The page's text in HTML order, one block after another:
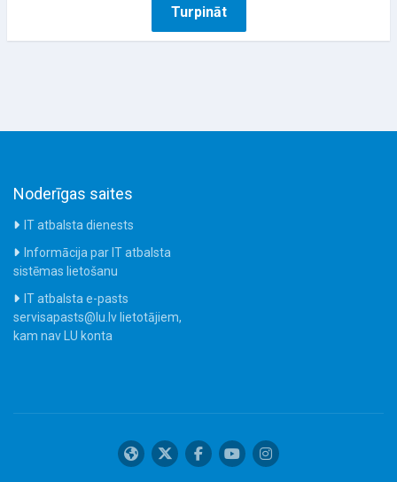
Turpināt
Noderīgas saites
IT atbalsta dienests
Informācija par IT atbalsta
sistēmas lietošanu
IT atbalsta e-pasts
servisapasts@lu.lv lietotājiem,
kam nav LU konta